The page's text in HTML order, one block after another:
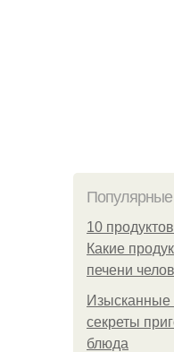
10
Какие
печени
Изысканные
секреты
блюда